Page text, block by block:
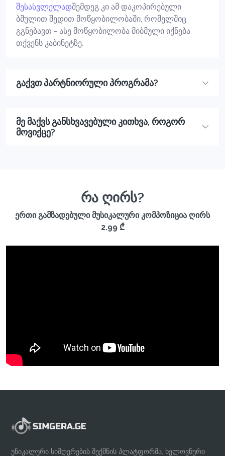
შესასვლელადშემდეგ კი ამ დაკოპირებული
ბმულით შედით მოწყობილობაში, რომელშიც
გგნებავთ - ასე მოწყობილობა მიბმული იქნება
თქვენს კაბინეტზე.
გაქვთ პარტნიორული პროგრამა?
მე მაქვს განსხვავებული კითხვა, როგორ
მოვიქცე?
რა ღირს?
ერთი გამზადებული მუსიკალური კომპოზიცია ღირს
2.99 ₾
უნიკალური სიმღერების შექმნის პლატფორმა, ხელოვნური